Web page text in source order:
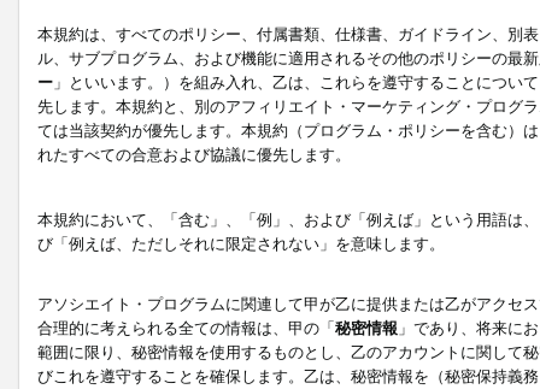
本規約は、すべてのポリシー、付属書類、仕様書、ガイドライン、別
ル、サブプログラム、および機能に適用されるその他のポリシーの最
ー 」といいます。）を組み入れ、乙は、これらを遵守することにつ
先します。本規約と、別のアフィリエイト・マーケティング・プログ
ては当該契約が優先します。本規約（プログラム・ポリシーを含む）
れたすべての合意および協議に優先します。
本規約において、「含む」、「例」、および「例えば」という用語は
び「例えば、ただしそれに限定されない」を意味します。
アソシエイト・プログラムに関連して甲が乙に提供または乙がアクセ
合理的に考えられる全ての情報は、甲の「秘密情報 」であり、将来に
範囲に限り、秘密情報を使用するものとし、乙のアカウントに関して
びこれを遵守することを確保します。乙は、秘密情報を（秘密保持義